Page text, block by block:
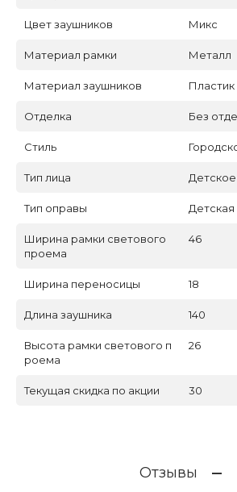
Цвет заушников Микс
Материал рамки Металл
Материал заушников Пластик
Отделка Без
Стиль
Тип лица
Тип оправы
Ширина рамки светового
проема
46
Ширина переносицы 18
Длина заушника 140
Высота рамки светового п
роема
26
Текущая скидка по акции 30
Отзывы